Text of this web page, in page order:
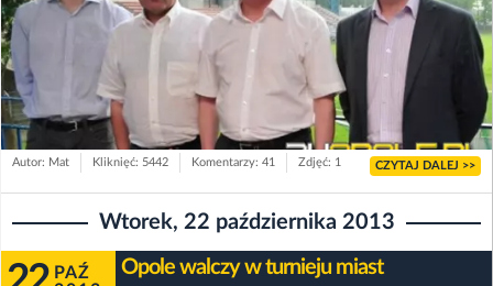
Autor: Mat Kliknięć: 5442 Komentarzy: 41 Zdjęć: 1 CZYTAJ DALEJ >>
Wtorek, 22 października 2013
PAŹ
Opole walczy w turnieju miast